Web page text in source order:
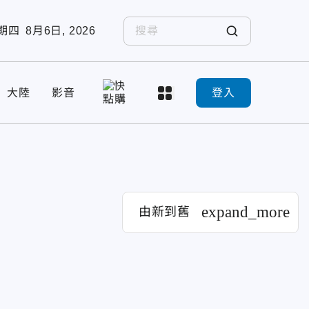
四 8月6日, 2026
大陸 影音 登入
由新到舊 expand_more